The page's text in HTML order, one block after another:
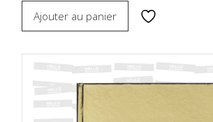
Ajouter au panier